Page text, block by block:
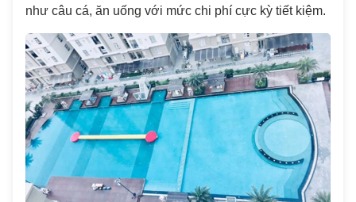
như câu cá, ăn uống với mức chi phí cực kỳ tiết kiệm.